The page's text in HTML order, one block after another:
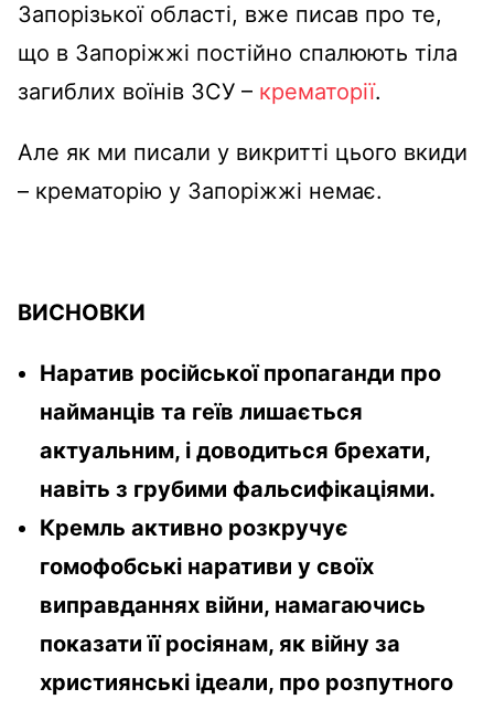
Запорізької області, вже писав про те,
що в Запоріжжі постійно спалюють тіла
загиблих воїнів ЗСУ – крематорії.
Але як ми писали у викритті цього вкиди
– крематорію у Запоріжжі немає.
ВИСНОВКИ
Наратив російської пропаганди про
найманців та геїв лишається
актуальним, і доводиться брехати,
навіть з грубими фальсифікаціями.
Кремль активно розкручує
гомофобські наративи у своїх
виправданнях війни, намагаючись
показати її росіянам, як війну за
християнські ідеали, про розпутного